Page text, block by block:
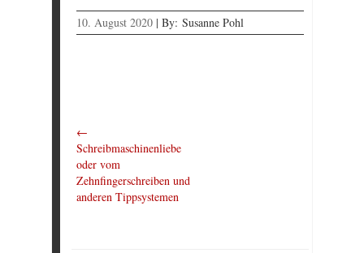
10. August 2020 | By: Susanne Pohl
←
Schreibmaschinenliebe
oder vom
Zehnfingerschreiben und
anderen Tippsystemen